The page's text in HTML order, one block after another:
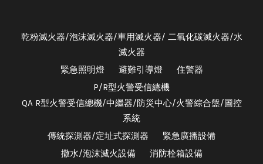
乾粉滅火器/泡沫滅火器/車用滅火器/ 二氧化碳滅火器/水
滅火器
緊急照明燈
避難引導燈
住警器
P/R型火警受信總機
QA R型火警受信總機/中繼器/防災中心/火警綜合盤/圖控
系統
傳統探測器/定址式探測器
緊急廣播設備
撒水/泡沫滅火設備
消防栓箱設備